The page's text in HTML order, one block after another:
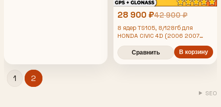
28 900 ₽42 900 ₽
8 ядер TS105, 8/128гб для
HONDA CIVIC 4D (2006 2007
Хонда Цивик, Android магнитола
Сравнить В корзину
1 2
SEO